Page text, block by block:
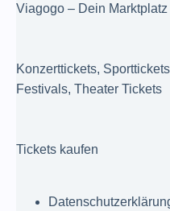
Viagogo – Dein
Konzerttickets,
Festivals, Theater Tickets
Tickets kaufen